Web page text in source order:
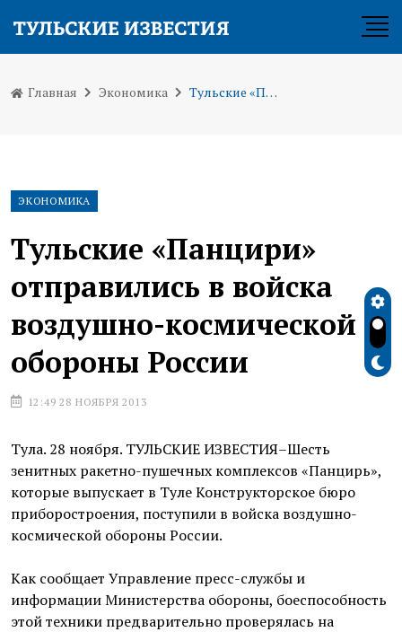
Главная Экономика Тульские «Панцири» отправились в войска воздушно-космической обороны России
ЭКОНОМИКА
Тульские «Панцири»
отправились в войска
воздушно-космической
обороны России
12:49 28 НОЯБРЯ 2013
Тула. 28 ноября. ТУЛЬСКИЕ ИЗВЕСТИЯ–Шесть
зенитных ракетно-пушечных комплексов «Панцирь»,
которые выпускает в Туле Конструкторское бюро
приборостроения, поступили в войска воздушно-
космической обороны России.
Как сообщает Управление пресс-службы и
информации Министерства обороны, боеспособность
этой техники предварительно проверялась на